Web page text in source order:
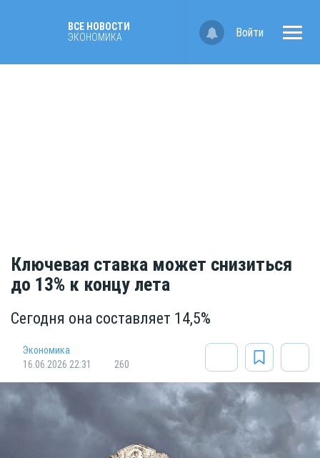
ВСЕ НОВОСТИ
ЭКОНОМИКА
Войти
Ключевая ставка может снизиться
до 13% к концу лета
Сегодня она составляет 14,5%
Экономика
16.06.2026 22:31
260